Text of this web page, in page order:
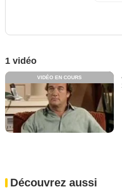
1 vidéo
VIDÉO EN COURS
Découvrez aussi